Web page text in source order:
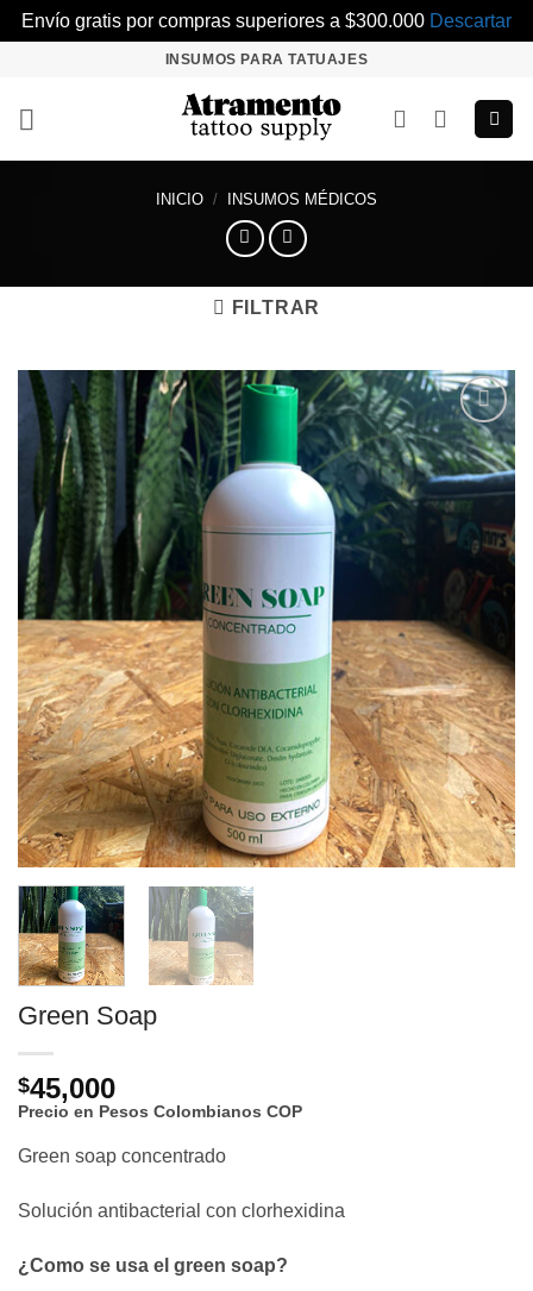
Envío gratis por compras superiores a $300.000 Descartar
contenido
INSUMOS PARA TATUAJES
INICIO / INSUMOS MÉDICOS
FILTRAR
Añadir
a la
lista de
deseos
Green Soap
$45,000
Precio en Pesos Colombianos COP
Green soap concentrado
Solución antibacterial con clorhexidina
¿Como se usa el green soap?